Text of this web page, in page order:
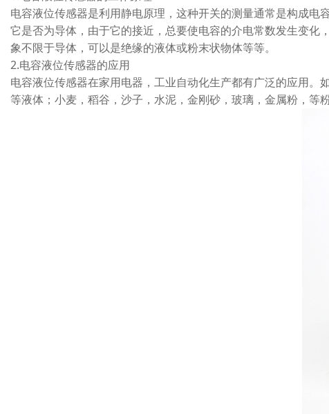
电容液位传感器是利用静电原理，这种开关的测量通常是构成
它是否为导体，由于它的接近，总要使电容的介电常数发生变
象不限于导体，可以是绝缘的液体或粉末状物体等等。
2.电容液位传感器的应用
电容液位传感器在家用电器，工业自动化生产都有广泛的应用
等液体；小麦，稻谷，沙子，水泥，金刚砂，玻璃，金属粉，等粉